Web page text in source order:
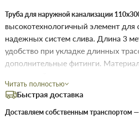
Труба для наружной канализации
высокотехнологичный элемент для
надежных систем слива. Длина 3
удобство при укладке длинных
дополнительные фитинги.
стабильную работу системы
климатических условиях.
Читать полностью
Быстрая доставка
Доставляем собственным транспортом